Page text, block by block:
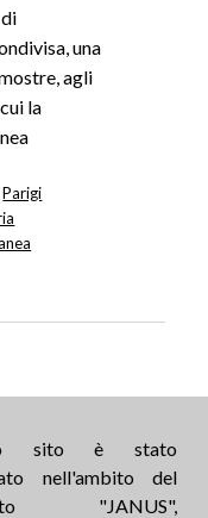
una
agli
la
Parigi
sito è stato
nell'ambito del
"JANUS",